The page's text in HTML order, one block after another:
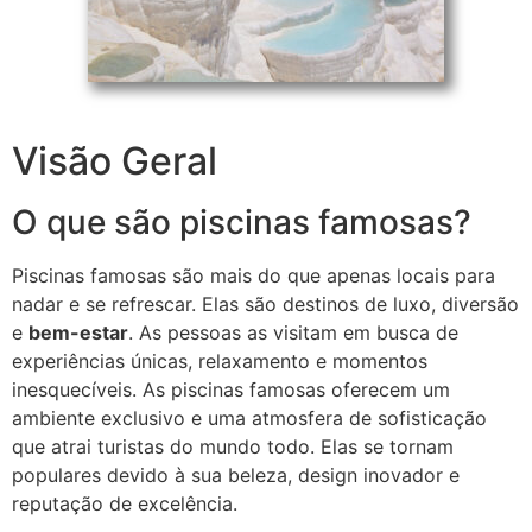
Visão Geral
O que são piscinas famosas?
Piscinas famosas são mais do que apenas locais para
nadar e se refrescar. Elas são destinos de luxo, diversão
e bem-estar. As pessoas as visitam em busca de
experiências únicas, relaxamento e momentos
inesquecíveis. As piscinas famosas oferecem um
ambiente exclusivo e uma atmosfera de sofisticação
que atrai turistas do mundo todo. Elas se tornam
populares devido à sua beleza, design inovador e
reputação de excelência.